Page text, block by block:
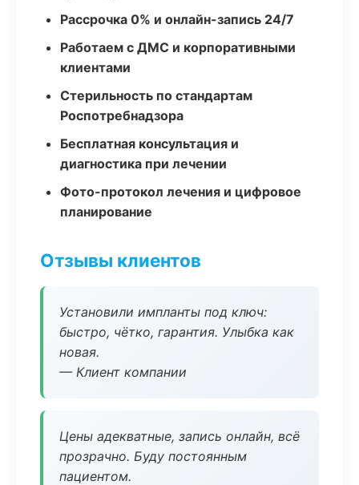
Рассрочка 0% и онлайн-запись 24/7
Работаем с ДМС и корпоративными
клиентами
Стерильность по стандартам
Роспотребнадзора
Бесплатная консультация и
диагностика при лечении
Фото-протокол лечения и цифровое
планирование
Отзывы клиентов
Установили импланты под ключ:
быстро, чётко, гарантия. Улыбка как
новая.
— Клиент компании
Цены адекватные, запись онлайн, всё
прозрачно. Буду постоянным
пациентом.